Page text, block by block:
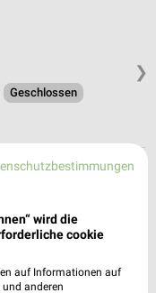
❯
Geschlossen
Öffnet in 39 Min.
wird die
cookie
auf Informationen auf
und anderen